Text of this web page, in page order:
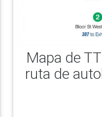
Mapa de
ruta de